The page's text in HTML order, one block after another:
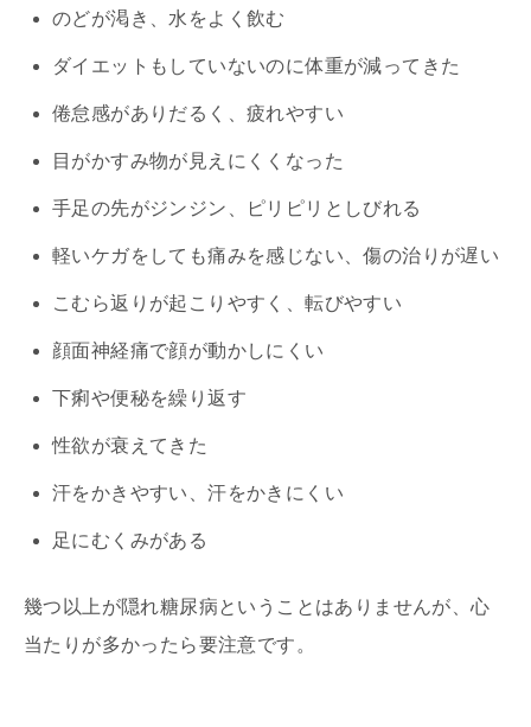
のどが渇き、水をよく飲む
ダイエットもしていないのに体重が減ってきた
倦怠感がありだるく、疲れやすい
目がかすみ物が見えにくくなった
手足の先がジンジン、ピリピリとしびれる
軽いケガをしても痛みを感じない、傷の治りが遅い
こむら返りが起こりやすく、転びやすい
顔面神経痛で顔が動かしにくい
下痢や便秘を繰り返す
性欲が衰えてきた
汗をかきやすい、汗をかきにくい
足にむくみがある
幾つ以上が隠れ糖尿病ということはありませんが、心
当たりが多かったら要注意です。